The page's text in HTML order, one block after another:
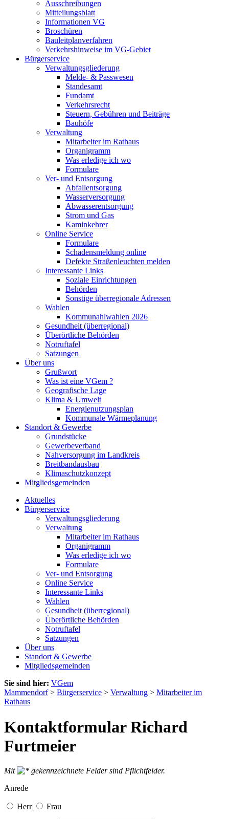
Ausschreibungen
Mitteilungsblatt
Informationen VG
Broschüren
Bauleitplanverfahren
Verkehrshinweise im VG-Gebiet
Bürgerservice
Verwaltungsgliederung
Melde- & Passwesen
Standesamt
Fundamt
Verkehrsrecht
Steuern, Gebühren und Beiträge
Bauhöfe
Verwaltung
Mitarbeiter im Rathaus
Organigramm
Was erledige ich wo
Formulare
Ver- und Entsorgung
Abfallentsorgung
Wasserversorgung
Abwasserentsorgung
Strom und Gas
Kaminkehrer
Online Service
Formulare
Schadensmeldung online
Defekte Straßenleuchten melden
Interessante Links
Soziale Einrichtungen
Behörden
Sonstige überregionale Adressen
Wahlen
Kommunahlwahlen 2026
Gesundheit (überregional)
Überörtliche Behörden
Notruftafel
Satzungen
Über uns
Grußwort
Was ist eine VGem ?
Geografische Lage
Klima & Umwelt
Energienutzungsplan
Kommunale Wärmeplanung
Standort & Gewerbe
Grundstücke
Gewerbeverband
Nahversorgung im Landkreis
Breitbandausbau
Klimaschutzkonzept
Mitgliedsgemeinden
Aktuelles
Bürgerservice
Verwaltungsgliederung
Verwaltung
Mitarbeiter im Rathaus
Organigramm
Was erledige ich wo
Formulare
Ver- und Entsorgung
Online Service
Interessante Links
Wahlen
Gesundheit (überregional)
Überörtliche Behörden
Notruftafel
Satzungen
Über uns
Standort & Gewerbe
Mitgliedsgemeinden
Sie sind hier: VGem
Mammendorf> Bürgerservice > Verwaltung > Mitarbeiter im
Rathaus
Kontaktformular Richard
Furtmeier
Mit
gekennzeichnete Felder sind Pflichtfelder.
Anrede
Herr| Frau